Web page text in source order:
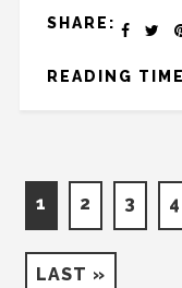
SHARE:
READING
1 2 3 4
LAST »